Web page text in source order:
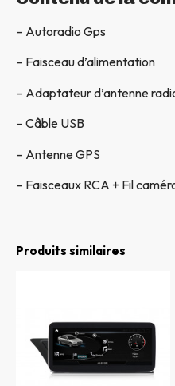
– Autoradio Gps
– Faisceau d’alimentation
– Adaptateur d’antenne
– Câble USB
– Antenne GPS
– Faisceaux RCA + Fil
Produits similaires